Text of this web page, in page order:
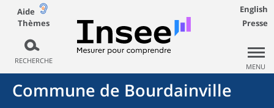
Aide
Thèmes
RECHERCHE
English
Presse
MENU
Commune de Bourdainville